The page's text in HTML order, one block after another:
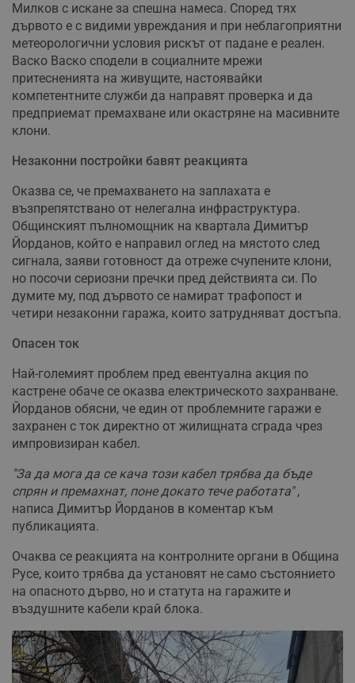
Милков с искане за спешна намеса. Според тях
дървото е с видими увреждания и при неблагоприятни
метеорологични условия рискът от падане е реален.
Васко Васко сподели в социалните мрежи
притесненията на живущите, настоявайки
компетентните служби да направят проверка и да
предприемат премахване или окастряне на масивните
клони.
Незаконни постройки бавят реакцията
Оказва се, че премахването на заплахата е
възпрепятствано от нелегална инфраструктура.
Общинският пълномощник на квартала Димитър
Йорданов, който е направил оглед на мястото след
сигнала, заяви готовност да отреже счупените клони,
но посочи сериозни пречки пред действията си. По
думите му, под дървото се намират трафопост и
четири незаконни гаража, които затрудняват достъпа.
Опасен ток
Най-големият проблем пред евентуална акция по
кастрене обаче се оказва електрическото захранване.
Йорданов обясни, че един от проблемните гаражи е
захранен с ток директно от жилищната сграда чрез
импровизиран кабел.
"За да мога да се кача този кабел трябва да бъде
спрян и премахнат, поне докато тече работата",
написа Димитър Йорданов в коментар към
публикацията.
Очаква се реакцията на контролните органи в Община
Русе, които трябва да установят не само състоянието
на опасното дърво, но и статута на гаражите и
въздушните кабели край блока.